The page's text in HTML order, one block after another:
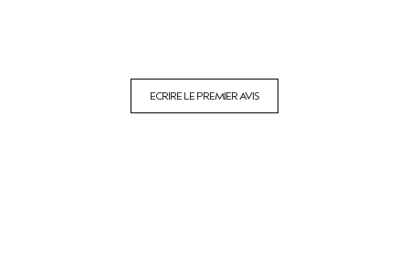
ECRIRE LE PREMIER AVIS